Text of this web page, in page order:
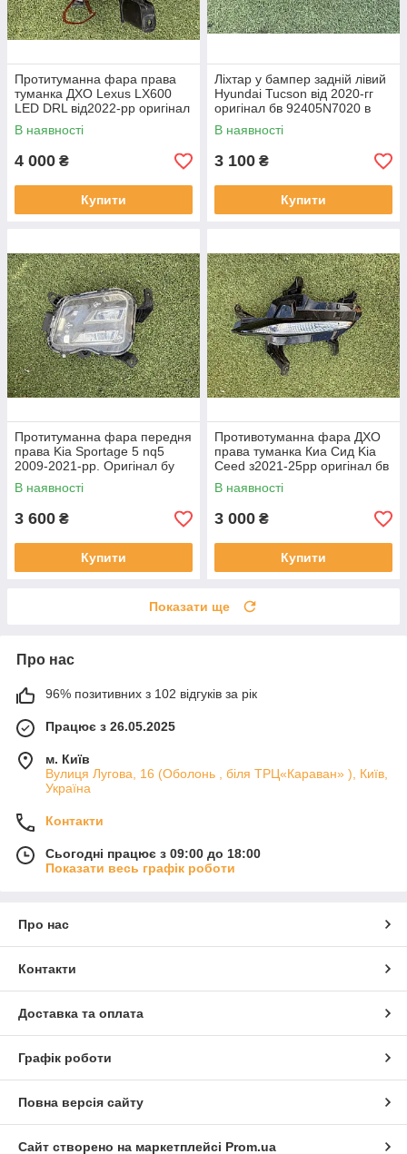
Протитуманна фара права
туманка ДХО Lexus LX600
LED DRL від2022-рр оригінал
бв відсутнє одно кріплення
В наявності
4 000 ₴
Купити
Ліхтар у бампер задній лівий
Hyundai Tucson від 2020-гг
оригінал бв 92405N7020 в
нормальному стані
В наявності
3 100 ₴
Купити
Протитуманна фара передня
права Kia Sportage 5 nq5
2009-2021-рр. Оригінал бу
92202R2000 проклеєна
тріщина скла в непомітному
місці
В наявності
3 600 ₴
Купити
Противотуманна фара ДХО
права туманка Киа Сид Kia
Ceed з2021-25рр оригінал бв
92207J7500 ціла
В наявності
3 000 ₴
Купити
Показати ще
Про нас
96% позитивних з 102 відгуків за рік
Працює з 26.05.2025
м. Київ
Вулиця Лугова, 16 (Оболонь , біля ТРЦ«Караван» ), Київ,
Україна
Контакти
Сьогодні працює з 09:00 до 18:00
Показати весь графік роботи
Про нас
Контакти
Доставка та оплата
Графік роботи
Повна версія сайту
Сайт створено на маркетплейсі Prom.ua